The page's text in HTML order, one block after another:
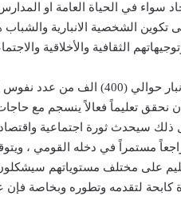
سواء في الحياة العامة او المدارس
الشخصية الانبارية والشباب
الثقافية والأخلاقية
نحقق تعليماً فعالاً ينسجم مع
كل ذلك سيحدث ثورة اجتماعية
مستمراً في دخله القومي ،
على مختلف مستوياتهم
كابحة لتقدمه وتطوره وبخاصة